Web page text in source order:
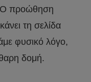
προώθηση
τη σελίδα
φυσικό λόγο,
δομή.